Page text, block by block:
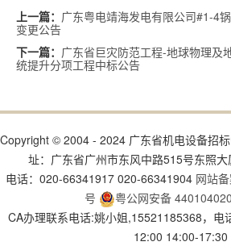
上一篇： 广东粤电靖海发电有限公司#1-4
变更公告
下一篇： 广东省巨灾防范工程-地球物理及
统提升分项工程中标公告
Copyright © 2004 - 2024 广东省机电设备招
址：广东省广州市东风中路515号东照
电话：020-66341917 020-66341904 网站
号
粤公网安备
CA办理联系电话:姚小姐,15521185368，电
12:00 14:00-17:30